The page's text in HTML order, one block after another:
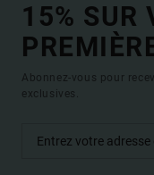
15% SUR
Abonnez-vous pour
exclusives.